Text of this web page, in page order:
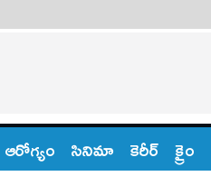
ఆరోగ్యం సినిమా కెరీర్ క్రైం